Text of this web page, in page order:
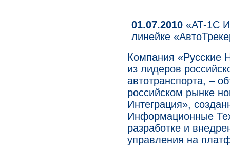
01.07.2010 «АТ-1C
линейке
Компания «Русские
из лидеров
автотранспорта, –
российском рынке
Интеграция»,
Информационные
разработке и
управления на